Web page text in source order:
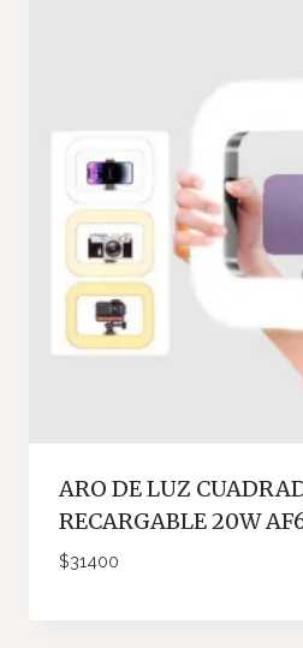
ARO DE LUZ
RECARGABLE 20W
$31400